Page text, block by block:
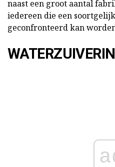
naast een groot aantal
iedereen die een
geconfronteerd kan